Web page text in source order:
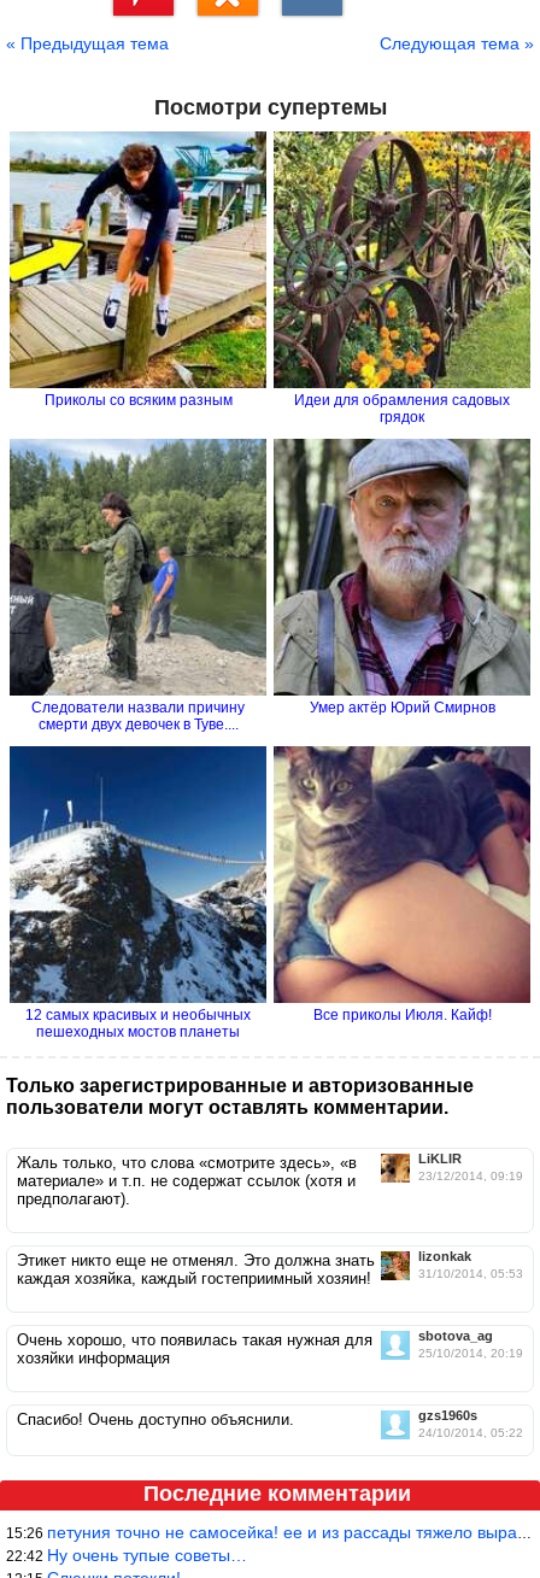
« Предыдущая тема Следующая тема »
Посмотри супертемы
Приколы со всяким разным
Идеи для обрамления садовых
грядок
Следователи назвали причину
смерти двух девочек в Туве....
Умер актёр Юрий Смирнов
12 самых красивых и необычных
пешеходных мостов планеты
Все приколы Июля. Кайф!
Только зарегистрированные и авторизованные
пользователи могут оставлять комментарии.
LiKLIR
23/12/2014, 09:19
Жаль только, что слова «смотрите здесь», «в
материале» и т.п. не содержат ссылок (хотя и
предполагают).
lizonkak
31/10/2014, 05:53
Этикет никто еще не отменял. Это должна знать
каждая хозяйка, каждый гостеприимный хозяин!
sbotova_ag
25/10/2014, 20:19
Очень хорошо, что появилась такая нужная для
хозяйки информация
gzs1960s
24/10/2014, 05:22
Спасибо! Очень доступно объяснили.
Последние комментарии
15:26 петуния точно не самосейка! ее и из рассады тяжело вырастить!
22:42 Ну очень тупые советы…